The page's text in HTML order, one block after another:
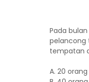
Pada
pelancong
tempatan
A. 20